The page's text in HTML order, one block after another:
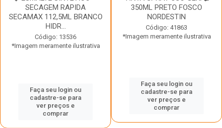
SECAGEM RAPIDA
SECAMAX 112,5ML BRANCO
HIDR...
Código: 13536
*Imagem meramente ilustrativa
Faça seu login ou
cadastre-se para
ver preços e
comprar
350ML PRETO FOSCO
NORDESTIN
Código: 41863
*Imagem meramente ilustrativa
Faça seu login ou
cadastre-se para
ver preços e
comprar